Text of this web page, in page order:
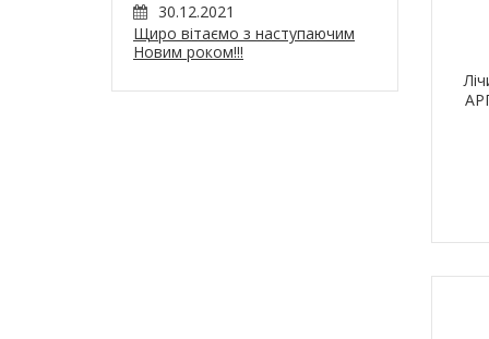
30.12.2021
Щиро вітаємо з наступаючим
Новим роком!!!